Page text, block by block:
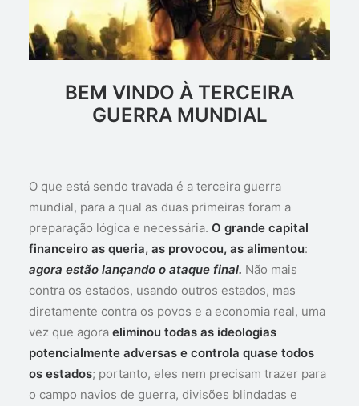
BEM VINDO À TERCEIRA
GUERRA MUNDIAL
O que está sendo travada é a terceira guerra
mundial, para a qual as duas primeiras foram a
preparação lógica e necessária. O grande capital
financeiro as queria, as provocou, as alimentou:
agora estão lançando o ataque final. Não mais
contra os estados, usando outros estados, mas
diretamente contra os povos e a economia real, uma
vez que agora eliminou todas as ideologias
potencialmente adversas e controla quase todos
os estados; portanto, eles nem precisam trazer para
o campo navios de guerra, divisões blindadas e